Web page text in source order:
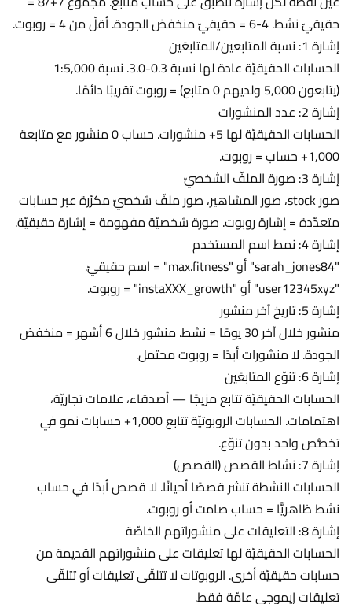
حقيقيّ نشط. 4-6 = حقيقيّ منخفض الجودة. أقلّ من 4 = روبوت.
إشارة 1: نسبة المتابعين/المتابعَين
الحسابات الحقيقيّة عادة لها نسبة 0.3-3.0. نسبة 1:5,000
(يتابعون 5,000 ولديهم 0 متابع) = روبوت تقريبًا دائمًا.
إشارة 2: عدد المنشورات
الحسابات الحقيقيّة لها 5+ منشورات. حساب 0 منشور مع متابعة
1,000+ حساب = روبوت.
إشارة 3: صورة الملفّ الشخصيّ
صور stock، صور المشاهير، صور ملفّ شخصيّ مكرّرة عبر حسابات
متعدّدة = إشارة روبوت. صورة شخصيّة مفهومة = إشارة حقيقيّة.
إشارة 4: نمط اسم المستخدم
"sarah_jones84" أو "max.fitness" = اسم حقيقيّ.
"user12345xyz" أو "instaXXX_growth" = روبوت.
إشارة 5: تاريخ آخر منشور
منشور خلال آخر 30 يومًا = نشط. منشور خلال 6 أشهر = منخفض
الجودة. لا منشورات أبدًا = روبوت محتمل.
إشارة 6: تنوّع المتابعَين
الحسابات الحقيقيّة تتابع مزيجًا — أصدقاء، علامات تجاريّة،
اهتمامات. الحسابات الروبوتيّة تتابع 1,000+ حسابات نمو في
تخصُّص واحد بدون تنوّع.
إشارة 7: نشاط القصص (القصص)
الحسابات النشطة تنشر قصصًا أحيانًا. لا قصص أبدًا في حساب
نشط ظاهريًّا = حساب صامت أو روبوت.
إشارة 8: التعليقات على منشوراتهم الخاصّة
الحسابات الحقيقيّة لها تعليقات على منشوراتهم القديمة من
حسابات حقيقيّة أخرى. الروبوتات لا تتلقّى تعليقات أو تتلقّى
تعليقات إيموجي عامّة فقط.